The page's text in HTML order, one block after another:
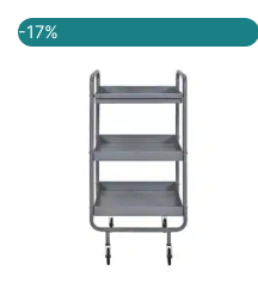
-17%
oprindelige
var:
1.199,95 kr..
aktuelle